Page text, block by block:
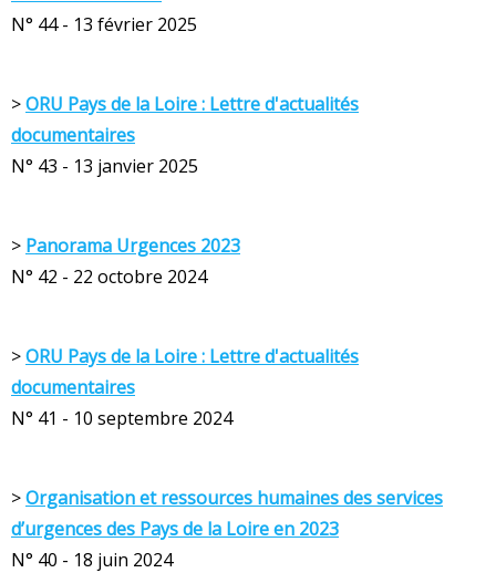
N° 44 - 13 février 2025
>ORU Pays de la Loire : Lettre d'actualités
documentaires
N° 43 - 13 janvier 2025
> Panorama Urgences 2023
N° 42 - 22 octobre 2024
>ORU Pays de la Loire : Lettre d'actualités
documentaires
N° 41 - 10 septembre 2024
>Organisation et ressources humaines des services
d’urgences des Pays de la Loire en 2023
N° 40 - 18 juin 2024